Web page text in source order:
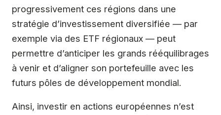
progressivement ces régions dans une
stratégie d’investissement diversifiée — par
exemple via des ETF régionaux — peut
permettre d’anticiper les grands rééquilibrages
à venir et d’aligner son portefeuille avec les
futurs pôles de développement mondial.
Ainsi, investir en actions européennes n’est